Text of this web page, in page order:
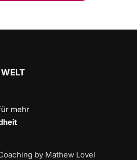
mehr
by Mathew Lovel